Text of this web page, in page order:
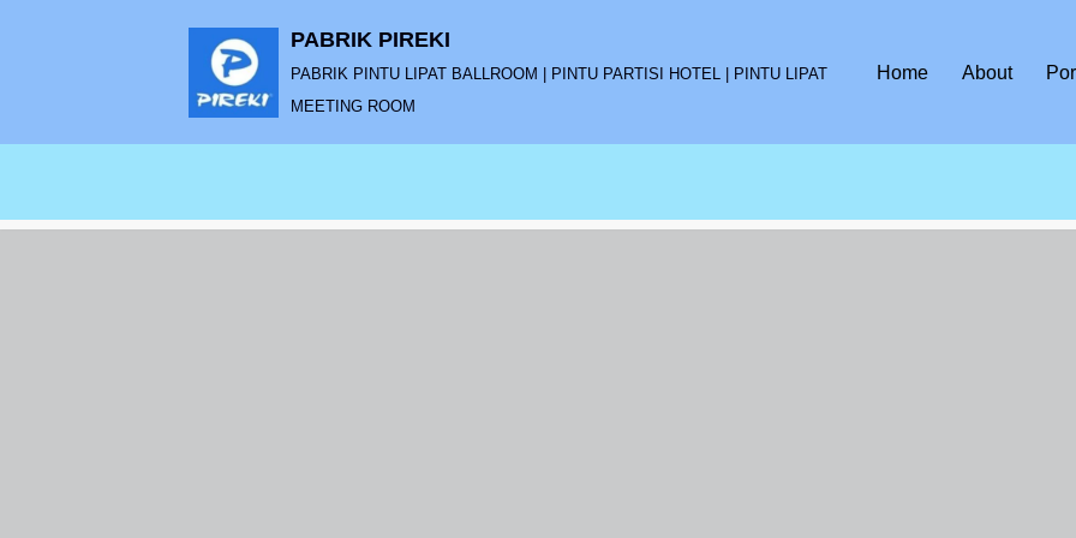
PABRIK PIREKI
PABRIK PINTU LIPAT BALLROOM | PINTU PARTISI HOTEL | PINTU LIPAT
MEETING ROOM
Home About